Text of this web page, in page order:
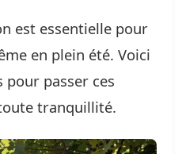
est essentielle pour
en plein été. Voici
pour passer ces
tranquillité.